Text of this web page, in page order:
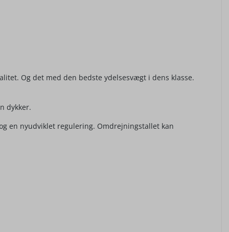
Og det med den bedste ydelsesvægt i dens klasse.
dykker.
en nyudviklet regulering. Omdrejningstallet kan